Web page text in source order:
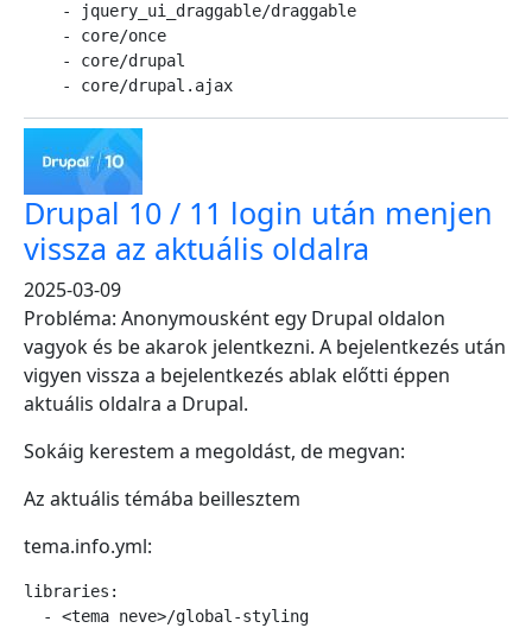
    - jquery_ui_draggable/draggable
    - core/once
    - core/drupal
    - core/drupal.ajax
Drupal 10 / 11 login után menjen
vissza az aktuális oldalra
2025-03-09
Probléma: Anonymousként egy Drupal oldalon
vagyok és be akarok jelentkezni. A bejelentkezés után
vigyen vissza a bejelentkezés ablak előtti éppen
aktuális oldalra a Drupal.
Sokáig kerestem a megoldást, de megvan:
Az aktuális témába beillesztem
tema.info.yml:
libraries:
  - <tema neve>/global-styling